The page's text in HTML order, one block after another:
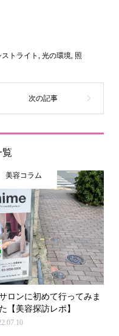
ストライト , 光の環境, 照
覧
美容コラム
ロンに初めて行ってみま
【美容探訪レポ】